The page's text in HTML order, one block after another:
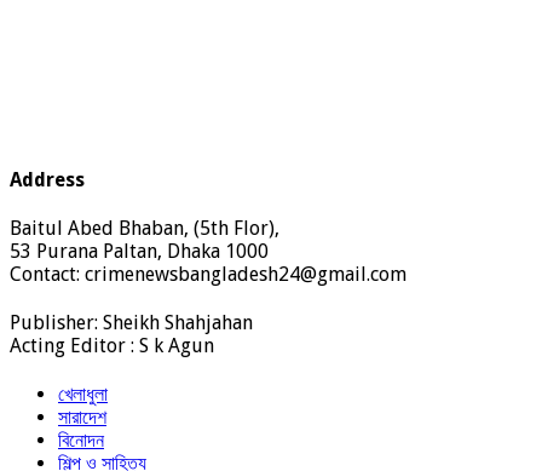
Address
Baitul Abed Bhaban, (5th Flor),
53 Purana Paltan, Dhaka 1000
Contact: crimenewsbangladesh24@gmail.com
Publisher: Sheikh Shahjahan
Acting Editor : S k Agun
খেলাধুলা
সারাদেশ
বিনোদন
শিল্প ও সাহিত্য